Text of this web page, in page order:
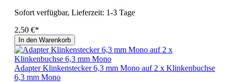
Sofort verfügbar, Lieferzeit: 1-3 Tage
2,50 €*
In den Warenkorb
Adapter Klinkenstecker 6,3 mm Mono auf 2 x Klinkenbuchse
6,3 mm Mono